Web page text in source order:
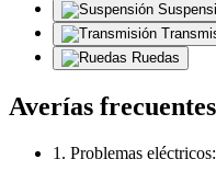
Ruedas
Averías
1. Problemas eléctricos: